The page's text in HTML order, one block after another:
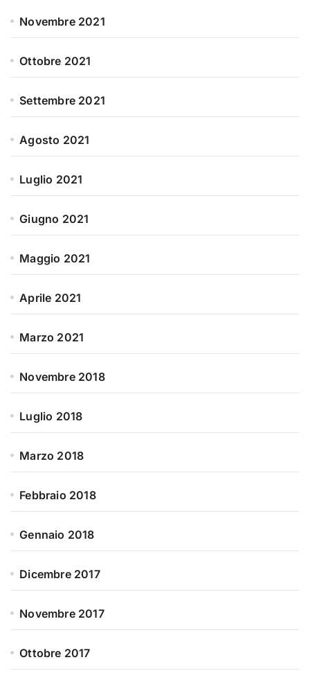
Novembre 2021
Ottobre 2021
Settembre 2021
Agosto 2021
Luglio 2021
Giugno 2021
Maggio 2021
Aprile 2021
Marzo 2021
Novembre 2018
Luglio 2018
Marzo 2018
Febbraio 2018
Gennaio 2018
Dicembre 2017
Novembre 2017
Ottobre 2017